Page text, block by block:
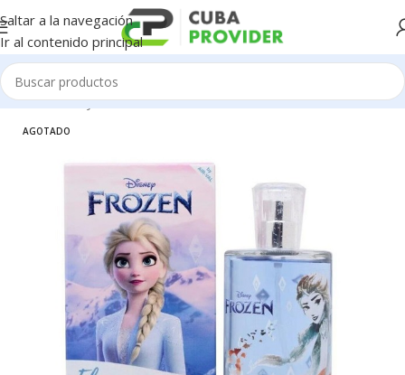
Saltar a la navegación
Ir al contenido principal
Inicio/Salud y Cuidado Personal/Perfumeria
AGOTADO